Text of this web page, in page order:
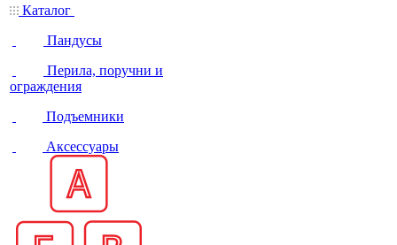
Каталог
Пандусы
Перила, поручни и
ограждения
Подъемники
Аксессуары